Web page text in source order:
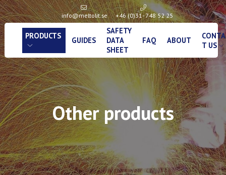
info@meltolit.se +46 (0)31- 748 52 25
PRODUCTS GUIDES
SAFETY
DATA
SHEET
FAQ ABOUT
T US
Other products